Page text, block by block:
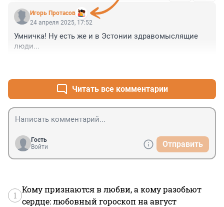
Игорь Протасов
24 апреля 2025, 17:52
Умничка! Ну есть же и в Эстонии здравомыслящие
люди...
Читать все комментарии
Гость
Войти
Отправить
1
Кому признаются в любви, а кому разобьют
сердце: любовный гороскоп на август